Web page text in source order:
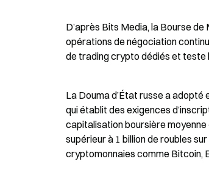
D’après Bits Media, la Bourse
opérations de négociation
de trading crypto dédiés et
La Douma d’État russe a adopté
qui établit des exigences
capitalisation boursière
supérieur à 1 billion de roubles
cryptomonnaies comme Bitcoin,